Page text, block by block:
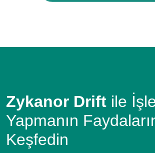
Zykanor Drift ile
Yapmanın
Keşfedin